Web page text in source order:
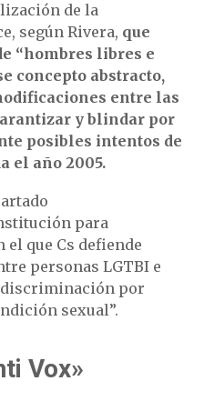
de la
según Rivera, que
“hombres libres e
concepto abstracto,
entre las
y blindar por
posibles intentos de
el año 2005.
para
el que Cs defiende
personas LGTBI e
por
sexual”.
Vox»